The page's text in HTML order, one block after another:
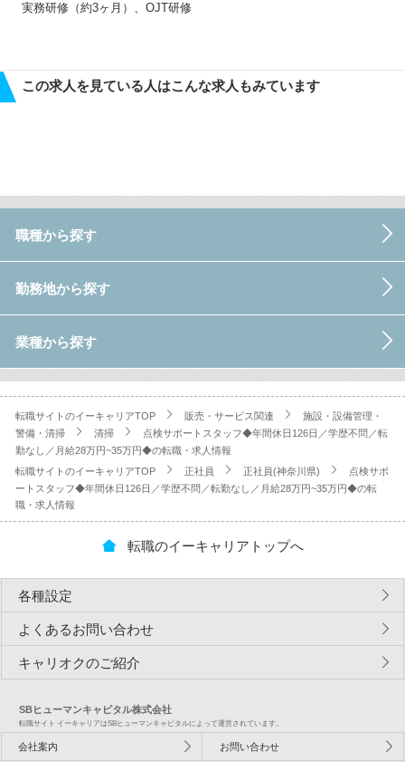
実務研修（約3ヶ月）、OJT研修
この求人を見ている人はこんな求人もみています
職種から探す
勤務地から探す
業種から探す
転職サイトのイーキャリアTOP 販売・サービス関連
施設・設備管理・
警備・清掃
清掃
点検サポートスタッフ◆年間休日126日／学歴不問／転
勤なし／月給28万円~35万円◆の転職・求人情報
転職サイトのイーキャリアTOP
正社員 正社員(神奈川県)
点検サポ
ートスタッフ◆年間休日126日／学歴不問／転勤なし／月給28万円~35万円◆の転
職・求人情報
転職のイーキャリアトップへ
各種設定
よくあるお問い合わせ
キャリオクのご紹介
SBヒューマンキャピタル株式会社
転職サイト イーキャリアはSBヒューマンキャピタルによって運営されています。
会社案内 お問い合わせ